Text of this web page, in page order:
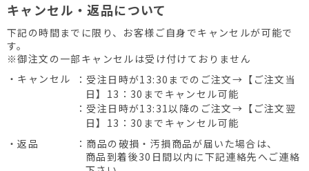
キャンセル・返品について
下記の時間までに限り、お客様ご自身でキャンセルが可能で
す。
※御注文の一部キャンセルは受け付けておりません
・キャンセル
：受注日時が13:30までのご注文→【ご注文当
日】13：30までキャンセル可能
：受注日時が13:31以降のご注文→【ご注文翌
日】13：30までキャンセル可能
・返品
：商品の破損・汚損商品が届いた場合は、
商品到着後30日間以内に下記連絡先へご連絡